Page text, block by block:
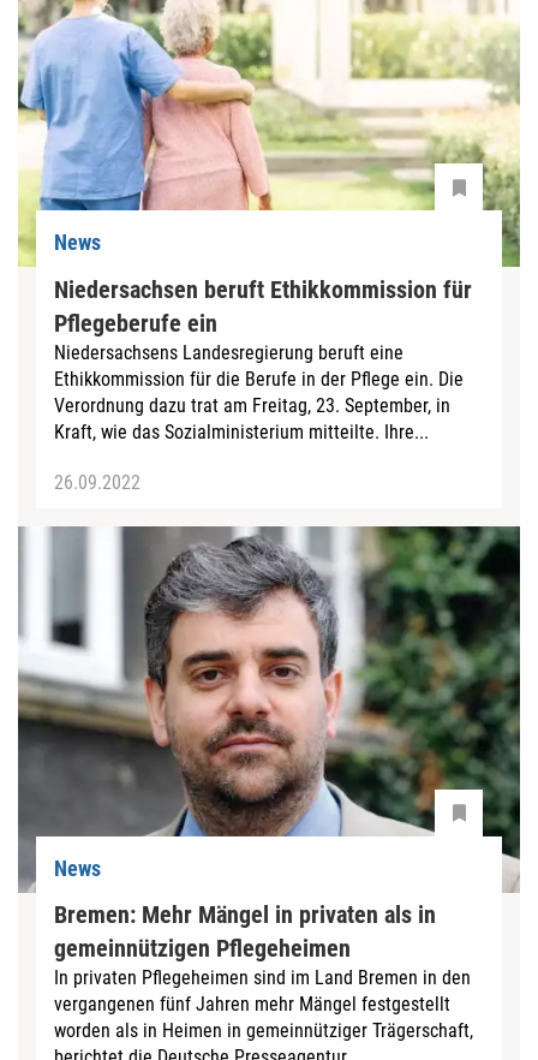
News
Niedersachsen beruft Ethikkommission für
Pflegeberufe ein
Niedersachsens Landesregierung beruft eine
Ethikkommission für die Berufe in der Pflege ein. Die
Verordnung dazu trat am Freitag, 23. September, in
Kraft, wie das Sozialministerium mitteilte. Ihre...
26.09.2022
News
Bremen: Mehr Mängel in privaten als in
gemeinnützigen Pflegeheimen
In privaten Pflegeheimen sind im Land Bremen in den
vergangenen fünf Jahren mehr Mängel festgestellt
worden als in Heimen in gemeinnütziger Trägerschaft,